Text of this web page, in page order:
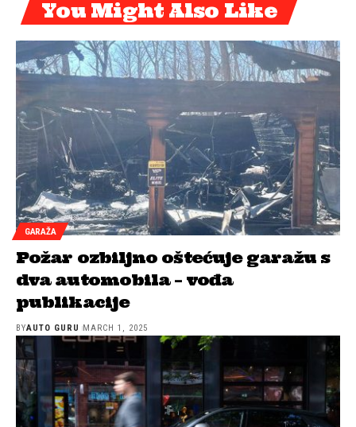
You Might Also Like
GARAŽA
Požar ozbiljno oštećuje garažu s
dva automobila – vođa
publikacije
BYAUTO GURU MARCH 1, 2025